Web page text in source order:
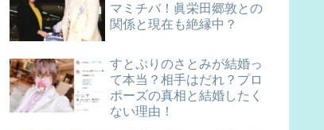
マミチバ！眞栄田郷敦との
関係と現在も絶縁中？
すとぷりのさとみが結婚っ
て本当？相手はだれ？プロ
ポーズの真相と結婚したく
ない理由！